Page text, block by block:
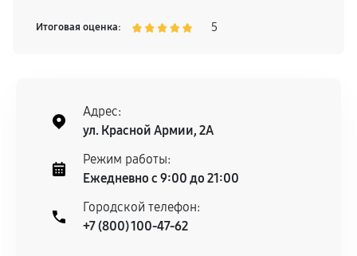
Итоговая оценка: 5
Адрес:
ул. Красной Армии, 2А
Режим работы:
Ежедневно с 9:00 до 21:00
Городской телефон:
+7 (800) 100-47-62